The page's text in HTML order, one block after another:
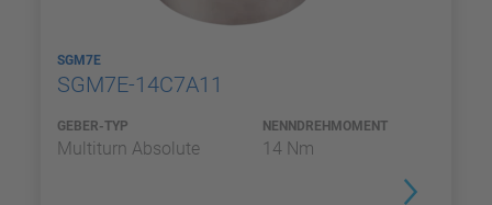
SGM7E
SGM7E-14C7A11
GEBER-TYP
Multiturn Absolute
NENNDREHMOMENT
14 Nm